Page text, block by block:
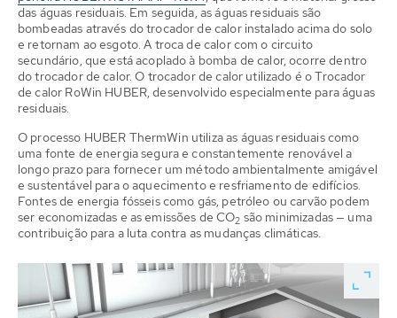
das águas residuais. Em seguida, as águas residuais são
bombeadas através do trocador de calor instalado acima do solo
e retornam ao esgoto. A troca de calor com o circuito
secundário, que está acoplado à bomba de calor, ocorre dentro
do trocador de calor. O trocador de calor utilizado é o Trocador
de calor RoWin HUBER, desenvolvido especialmente para águas
residuais.
O processo HUBER ThermWin utiliza as águas residuais como
uma fonte de energia segura e constantemente renovável a
longo prazo para fornecer um método ambientalmente amigável
e sustentável para o aquecimento e resfriamento de edifícios.
Fontes de energia fósseis como gás, petróleo ou carvão podem
ser economizadas e as emissões de CO2 são minimizadas — uma
contribuição para a luta contra as mudanças climáticas.